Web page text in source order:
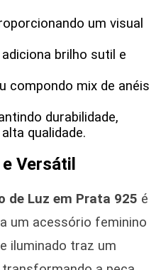
um visual
brilho sutil e
compondo mix de anéis
durabilidade,
qualidade.
Versátil
de Luz em Prata 925 é
um acessório feminino
iluminado traz um